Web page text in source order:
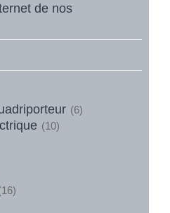
de nos
(6)
(10)